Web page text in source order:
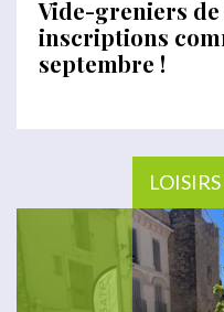
Vide-greniers de
inscriptions
septembre !